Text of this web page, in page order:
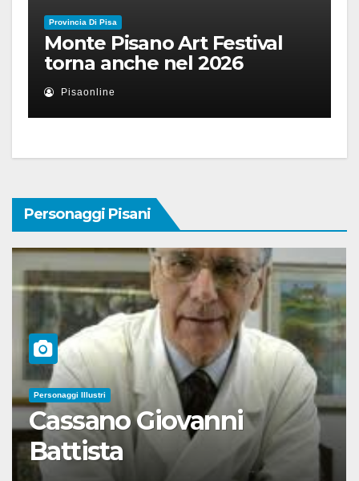
Provincia Di Pisa
Monte Pisano Art Festival
torna anche nel 2026
Pisaonline
Personaggi Pisani
Personaggi Illustri
Cassano Giovanni
Battista